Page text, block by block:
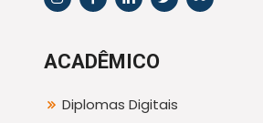
ACADÊMICO
Diplomas Digitais